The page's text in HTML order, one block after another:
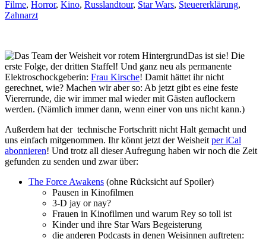
Filme, Horror, Kino, Russlandtour, Star Wars, Steuererklärung,
Zahnarzt
Das ist sie! Die
erste Folge, der dritten Staffel! Und ganz neu als permanente
Elektroschockgeberin: Frau Kirsche! Damit hättet ihr nicht
gerechnet, wie? Machen wir aber so: Ab jetzt gibt es eine feste
Viererrunde, die wir immer mal wieder mit Gästen auflockern
werden. (Nämlich immer dann, wenn einer von uns nicht kann.)
Außerdem hat der technische Fortschritt nicht Halt gemacht und
uns einfach mitgenommen. Ihr könnt jetzt der Weisheit per iCal
abonnieren! Und trotz all dieser Aufregung haben wir noch die Zeit
gefunden zu senden und zwar über:
The Force Awakens (ohne Rücksicht auf Spoiler)
Pausen in Kinofilmen
3-D jay or nay?
Frauen in Kinofilmen und warum Rey so toll ist
Kinder und ihre Star Wars Begeisterung
die anderen Podcasts in denen Weisinnen auftreten: